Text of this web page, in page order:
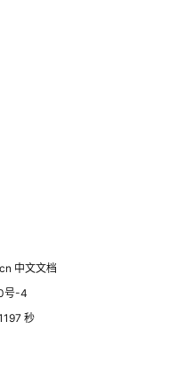
中文文档
号-4
秒